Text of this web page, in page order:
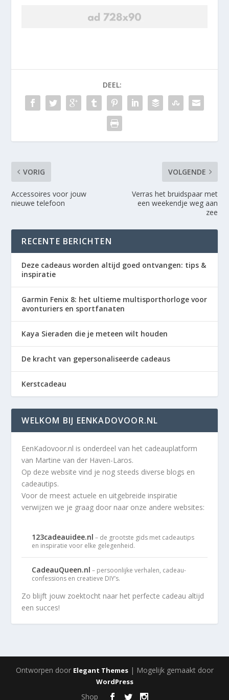
DEEL:
VORIG
Accessoires voor jouw
nieuwe telefoon
VOLGENDE
Verras het bruidspaar met
een weekendje weg aan
zee
RECENTE BERICHTEN
Deze cadeaus worden altijd goed ontvangen: tips &
inspiratie
Garmin Fenix 8: het ultieme multisporthorloge voor
avonturiers en sportfanaten
Kaya Sieraden die je meteen wilt houden
De kracht van gepersonaliseerde cadeaus
Kerstcadeau
WELKOM BIJ EENKADOVOOR.NL
EenKadovoor.nl is onderdeel van het cadeauplatform
van Martine van der Haven-Laros.
Op deze website vind je nog steeds diverse blogs en
cadeautips.
Voor de meest actuele en uitgebreide inspiratie
verwijzen we je graag door naar onze andere websites:
123cadeauidee.nl – de grootste gids met cadeautips
en inspiratie voor elke gelegenheid.
CadeauQueen.nl – persoonlijke verhalen, cadeau-
confessions en creatieve DIY’s.
Zo blijft jouw zoektocht naar het perfecte cadeau altijd
een succes!
Ontworpen door Elegant Themes| Mogelijk gemaakt door
WordPress
Shop